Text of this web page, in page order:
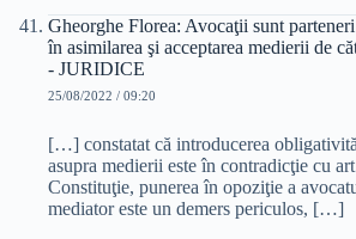
Gheorghe Florea: Avocaţii sunt
în asimilarea şi acceptarea medierii de
- JURIDICE
25/08/2022 / 09:20
[…] constatat că introducerea
asupra medierii este în contradicţie cu
Constituţie, punerea în opoziţie a
mediator este un demers periculos, […]